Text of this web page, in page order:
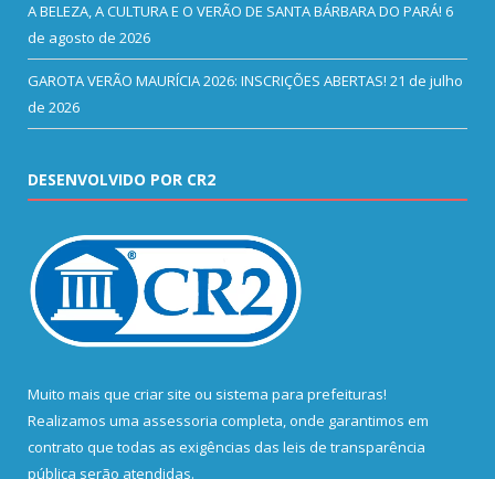
A BELEZA, A CULTURA E O VERÃO DE SANTA BÁRBARA DO PARÁ! 6
de agosto de 2026
GAROTA VERÃO MAURÍCIA 2026: INSCRIÇÕES ABERTAS! 21 de julho
de 2026
DESENVOLVIDO POR CR2
Muito mais que criar site ou sistema para prefeituras!
Realizamos uma assessoria completa, onde garantimos em
contrato que todas as exigências das leis de transparência
pública serão atendidas.